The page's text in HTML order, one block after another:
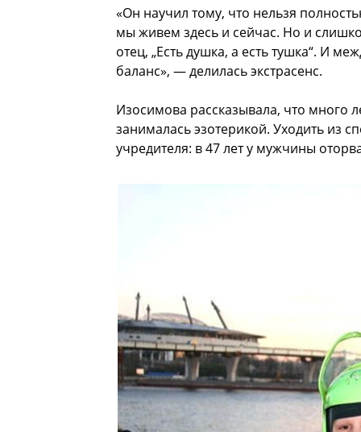
«Он научил тому, что нельзя
мы живем здесь и сейчас. Но и
отец, „Есть душка, а есть тушка“. И
баланс», — делилась экстрасенс.
Изосимова рассказывала, что много
занималась эзотерикой. Уходить из
учредителя: в 47 лет у мужчины